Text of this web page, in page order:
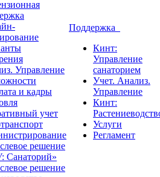
Управление
и кадры
учет
решение
Санаторий»
решение
Поддержка
Кинт:
Управление
санаторием
Учет. Анализ.
Управление
Кинт:
Услуги
Регламент